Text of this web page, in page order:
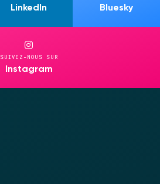
LinkedIn Bluesky
SUIVEZ-NOUS SUR
Instagram